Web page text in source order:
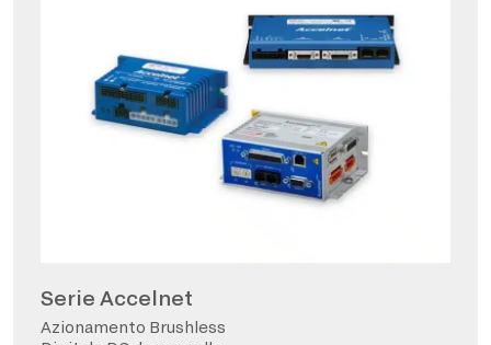
Serie Accelnet
Azionamento Brushless